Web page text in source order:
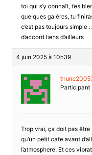
toi qui s’y connaît, t’es
quelques galères, tu
c’est pas toujours simple
d’accord tiens d’ailleurs
4 juin 2025 à 10h39
Participant
Trop vrai, ça doit pas être
qu’un petit cafe avant
l’atmosphere. Et ces